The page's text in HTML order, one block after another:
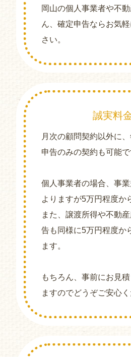
岡山の個人事業者や不
ん、確定申告ならお気
さい。
誠実料
月次の顧問契約以外に
申告のみの契約も可能で
個人事業者の場合、事
よりますが5万円程度か
また、譲渡所得や不動
告も同様に5万円程度か
ます。
もちろん、事前にお見
ますのでどうぞご安心く